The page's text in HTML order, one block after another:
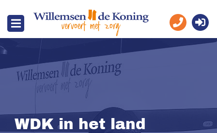
WDK in het land